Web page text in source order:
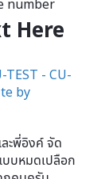
number
Here
พี่อิงค์ จัด
บบหมดเปลือก